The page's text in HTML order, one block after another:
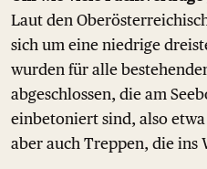
Laut den
sich um eine niedrige
wurden für alle
abgeschlossen, die am
einbetoniert sind, also
aber auch Treppen, die ins